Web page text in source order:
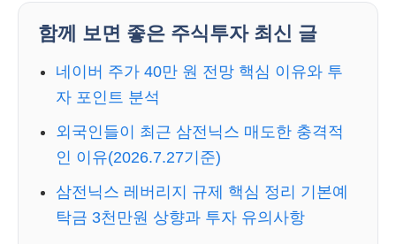
함께 보면 좋은 주식투자 최신 글
네이버 주가 40만 원 전망 핵심 이유와 투
자 포인트 분석
외국인들이 최근 삼전닉스 매도한 충격적
인 이유(2026.7.27기준)
삼전닉스 레버리지 규제 핵심 정리 기본예
탁금 3천만원 상향과 투자 유의사항